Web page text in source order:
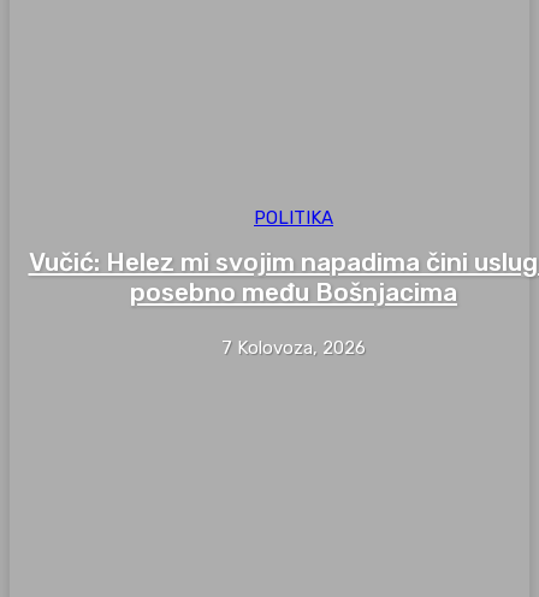
POLITIKA
Vučić: Helez mi svojim napadima čini
posebno među Bošnjacima
7 Kolovoza, 2026